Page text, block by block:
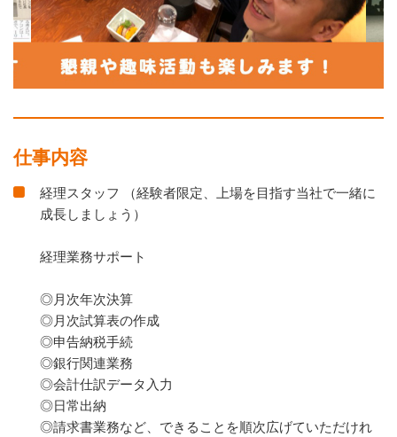
仕事内容
経理スタッフ （経験者限定、上場を目指す当社で一緒に
成長しましょう）
経理業務サポート
◎月次年次決算
◎月次試算表の作成
◎申告納税手続
◎銀行関連業務
◎会計仕訳データ入力
◎日常出納
◎請求書業務など、できることを順次広げていただけれ